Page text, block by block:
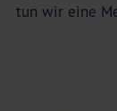
tun wir eine